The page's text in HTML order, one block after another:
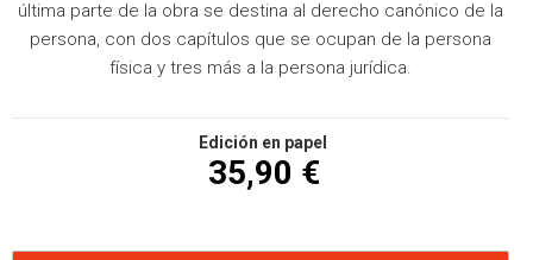
última parte de la obra se destina al derecho canónico de la
persona, con dos capítulos que se ocupan de la persona
física y tres más a la persona jurídica.
Edición en papel
35,90 €